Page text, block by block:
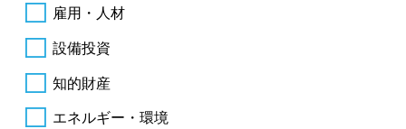
雇用・人材
設備投資
知的財産
エネルギー・環境